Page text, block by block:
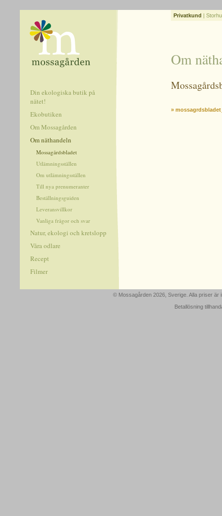
Din ekologiska butik på
nätet!
Ekobutiken
Om Mossagården
Om näthandeln
Mossagårdsbladet
Utlämningsställen
Om utlämningsställen
Till nya prenumeranter
Beställningsguiden
Leveransvillkor
Vanliga frågor och svar
Natur, ekologi och kretslopp
Våra odlare
Recept
Filmer
Privatkund |
Om
»
© Mossagården 2026, Sverige. Alla priser
Betallösning